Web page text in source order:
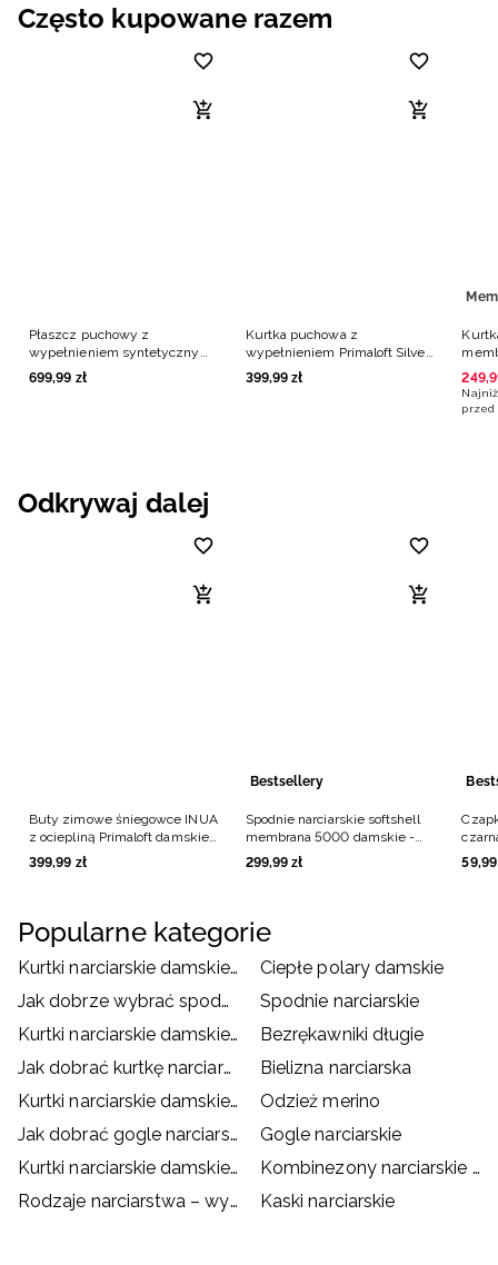
Często kupowane razem
Płaszcz puchowy z
wypełnieniem syntetycznym
damski - czarny
699,99 zł
Kurtka puchowa z
wypełnieniem Primaloft Silver
damska - turkusowa
399,99 zł 249,
przed
Odkrywaj dalej
Buty zimowe śniegowce INUA
z ociepliną Primaloft damskie -
oliwkowe/khaki
399,99 zł
Bestsellery
Spodnie narciarskie softshell
membrana 5000 damskie -
czarne
299,99 zł
59,99
Popularne kategorie
Kurtki narciarskie damskie czarne
Ciepłe polary damskie
Jak dobrze wybrać spodnie narciarskie/ snowboardowe?
Spodnie narciarskie
Kurtki narciarskie damskie białe
Bezrękawniki długie
Jak dobrać kurtkę narciarską/snowboardową?
Bielizna narciarska
Kurtki narciarskie damskie różowe
Odzież merino
Jak dobrać gogle narciarskie?
Gogle narciarskie
Kurtki narciarskie damskie czerwone
Kombinezony narciarskie damskie
Rodzaje narciarstwa – wybierz coś dla siebie
Kaski narciarskie